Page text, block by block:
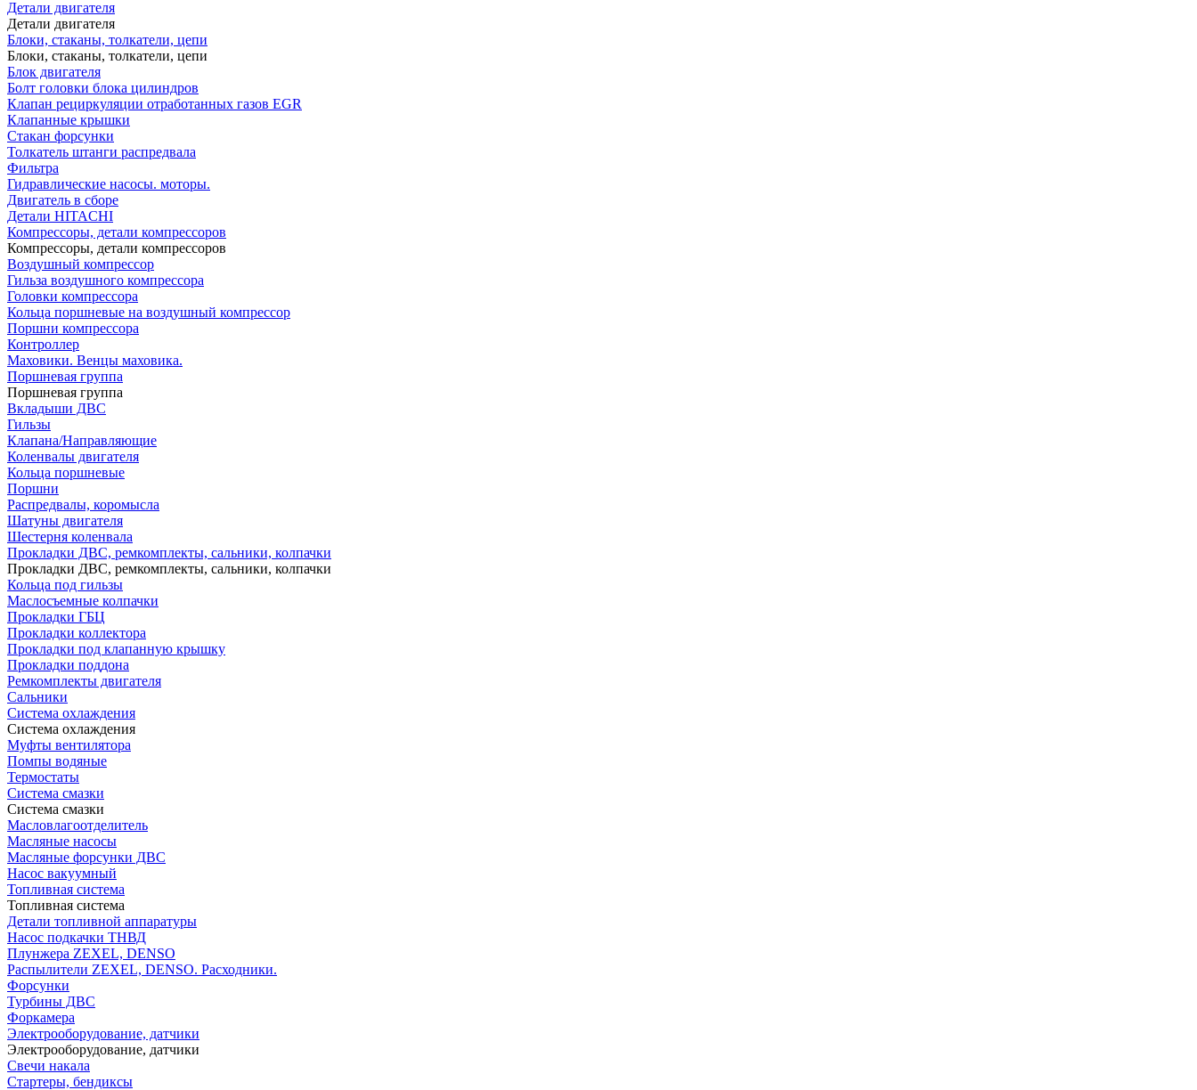
Детали двигателя
Детали двигателя
Блоки, стаканы, толкатели, цепи
Блоки, стаканы, толкатели, цепи
Блок двигателя
Болт головки блока цилиндров
Клапан рециркуляции отработанных газов EGR
Клапанные крышки
Стакан форсунки
Толкатель штанги распредвала
Фильтра
Гидравлические насосы. моторы.
Двигатель в сборе
Детали HITACHI
Компрессоры, детали компрессоров
Компрессоры, детали компрессоров
Воздушный компрессор
Гильза воздушного компрессора
Головки компрессора
Кольца поршневые на воздушный компрессор
Поршни компрессора
Контроллер
Маховики. Венцы маховика.
Поршневая группа
Поршневая группа
Вкладыши ДВС
Гильзы
Клапана/Направляющие
Коленвалы двигателя
Кольца поршневые
Поршни
Распредвалы, коромысла
Шатуны двигателя
Шестерня коленвала
Прокладки ДВС, ремкомплекты, сальники, колпачки
Прокладки ДВС, ремкомплекты, сальники, колпачки
Кольца под гильзы
Маслосъемные колпачки
Прокладки ГБЦ
Прокладки коллектора
Прокладки под клапанную крышку
Прокладки поддона
Ремкомплекты двигателя
Сальники
Система охлаждения
Система охлаждения
Муфты вентилятора
Помпы водяные
Термостаты
Система смазки
Система смазки
Масловлагоотделитель
Масляные насосы
Масляные форсунки ДВС
Насос вакуумный
Топливная система
Топливная система
Детали топливной аппаратуры
Насос подкачки ТНВД
Плунжера ZEXEL, DENSO
Распылители ZEXEL, DENSO. Расходники.
Форсунки
Турбины ДВС
Форкамера
Электрооборудование, датчики
Электрооборудование, датчики
Свечи накала
Стартеры, бендиксы